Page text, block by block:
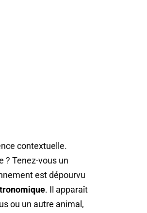
contextuelle.
? Tenez-vous un
est dépourvu
. Il apparaît
ou un autre animal,